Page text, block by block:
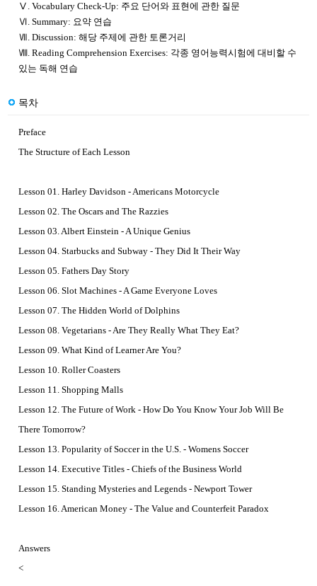
Ⅴ. Vocabulary Check-Up: 주요 단어와 표현에 관한 질문
Ⅵ. Summary: 요약 연습
Ⅶ. Discussion: 해당 주제에 관한 토론거리
Ⅷ. Reading Comprehension Exercises: 각종 영어능력시험에 대비할 수
있는 독해 연습
목차
Preface
The Structure of Each Lesson
Lesson 01. Harley Davidson - Americans Motorcycle
Lesson 02. The Oscars and The Razzies
Lesson 03. Albert Einstein - A Unique Genius
Lesson 04. Starbucks and Subway - They Did It Their Way
Lesson 05. Fathers Day Story
Lesson 06. Slot Machines - A Game Everyone Loves
Lesson 07. The Hidden World of Dolphins
Lesson 08. Vegetarians - Are They Really What They Eat?
Lesson 09. What Kind of Learner Are You?
Lesson 10. Roller Coasters
Lesson 11. Shopping Malls
Lesson 12. The Future of Work - How Do You Know Your Job Will Be
There Tomorrow?
Lesson 13. Popularity of Soccer in the U.S. - Womens Soccer
Lesson 14. Executive Titles - Chiefs of the Business World
Lesson 15. Standing Mysteries and Legends - Newport Tower
Lesson 16. American Money - The Value and Counterfeit Paradox
Answers
<